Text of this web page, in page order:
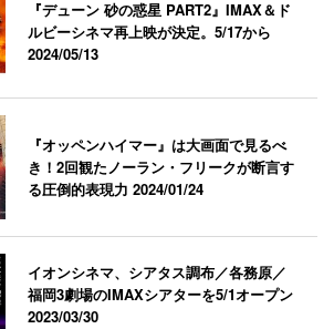
『デューン 砂の惑星 PART2』IMAX＆ド
ルビーシネマ再上映が決定。5/17から
2024/05/13
『オッペンハイマー』は大画面で見るべ
き！2回観たノーラン・フリークが断言す
る圧倒的表現力2024/01/24
イオンシネマ、シアタス調布／各務原／
福岡3劇場のIMAXシアターを5/1オープン
2023/03/30